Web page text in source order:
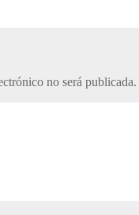
no será publicada.